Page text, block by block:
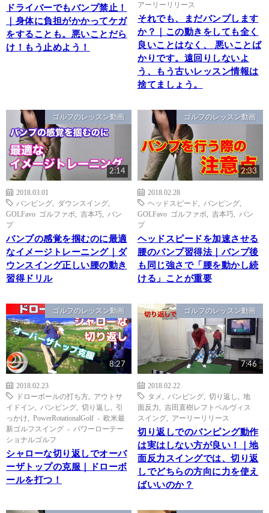
ドライバーでもバンプ禁止！
｜身体に負担がかかってケガ
をすることも。悪いことだら
け！もう止めよう！
アーリーリリース
それでも、まだバンプします
か？｜この動きをしても全く
良いことはなく、 悪いことば
かりです。遠回りしないよ
う、もう古いレッスン情報は
捨てましょう。
ゴルフのレッスン動画
2:14
2018.03.01
バンピング
ダウンスイング
GOLFavo ゴルファボ
吉本巧
バン
プ
バンプの感覚を掴むのに最適
なイメージトレーニング｜ダ
ウンスイング正しい腰の動き
習得ドリル
ゴルフのレッスン動画
2:33
2018.02.28
ヘッドスピード
バンピング
GOLFavo ゴルファボ
吉本巧
バン
プ
ヘッドスピードを加速させる
腰のバンプ習得法｜バンプ後
も同じ強さで「腰を動かし続
ける」ことが重要
ゴルフのレッスン動画
8:27
2018.02.23
ドローボールの打ち方
アウトサ
イドイン
バンピング 切り返し
引
っかけ
PowerRotationalGolf - 欧米最
新ゴルフスイング - パワーローテー
ショナルゴルフ
シャローな切り返しでオーバ
ーザトップの克服｜ドローボ
ールを打つ！
ゴルフのレッスン動画
7:46
2018.02.22
タメ
バンピング 切り返し
地
面反力
吉田直樹レフトペルヴィス
スイング
アーリーリリース
切り返しでのバンピング動作
は実はしない方が良い！｜地
面反力スイングでは、切り返
しでどちらの方向に力を使え
ばいいのか？